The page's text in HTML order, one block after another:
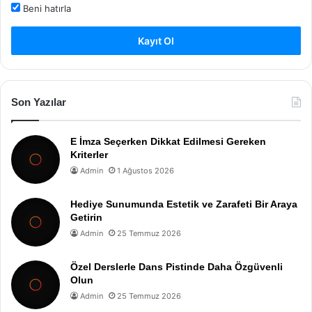
Beni hatırla
Kayıt Ol
Son Yazılar
E İmza Seçerken Dikkat Edilmesi Gereken
Kriterler
Admin 1 Ağustos 2026
Hediye Sunumunda Estetik ve Zarafeti Bir Araya
Getirin
Admin 25 Temmuz 2026
Özel Derslerle Dans Pistinde Daha Özgüvenli
Olun
Admin 25 Temmuz 2026